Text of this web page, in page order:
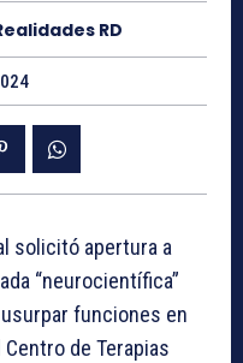
RD
solicitó apertura a
“neurocientífica”
funciones en
de Terapias